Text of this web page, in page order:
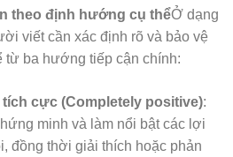
theo định hướng cụ thểỞ dạng
viết cần xác định rõ và bảo vệ
từ ba hướng tiếp cận chính:
tích cực (Completely positive):
minh và làm nổi bật các lợi
đồng thời giải thích hoặc phản